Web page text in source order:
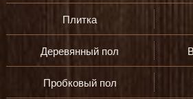
Плитка
Деревянный пол
Пробковый пол